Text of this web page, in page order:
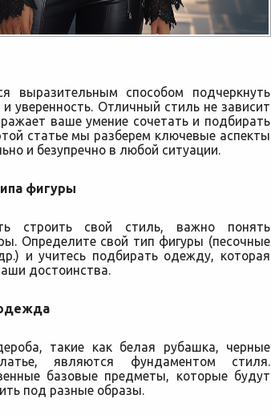
выразительным способом подчеркнуть
уверенность. Отличный стиль не зависит
ваше умение сочетать и подбирать
статье мы разберем ключевые аспекты
и безупречно в любой ситуации.
фигуры
строить свой стиль, важно понять
Определите свой тип фигуры (песочные
и учитесь подбирать одежду, которая
достоинства.
одежда
такие как белая рубашка, черные
являются фундаментом стиля.
базовые предметы, которые будут
под разные образы.